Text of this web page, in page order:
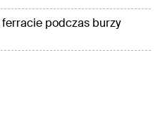
podczas burzy